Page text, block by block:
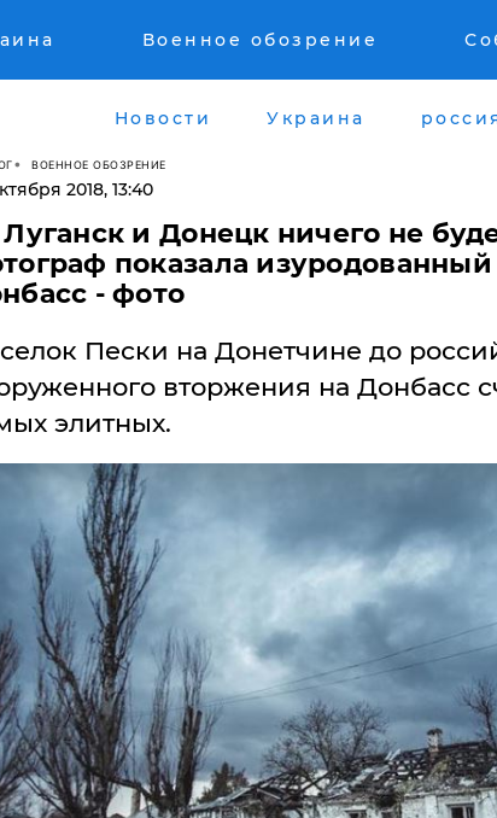
Военное обозрение
Новости Украина
ВОЕННОЕ ОБОЗРЕНИЕ
2018, 13:40
Луганск и Донецк ничего не
показала
- фото
Пески на Донетчине до
вторжения на Донбасс
элитных.